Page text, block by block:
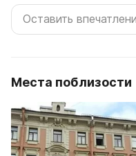
Места поблизости